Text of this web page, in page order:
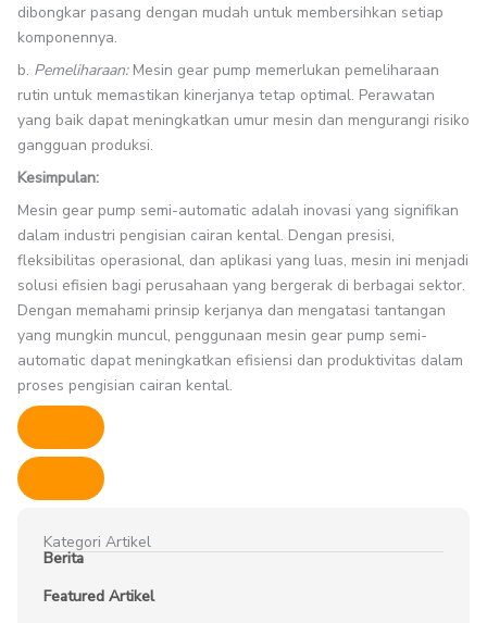
dibongkar pasang dengan mudah untuk membersihkan setiap
komponennya.
b. Pemeliharaan:Mesin gear pump memerlukan pemeliharaan
rutin untuk memastikan kinerjanya tetap optimal. Perawatan
yang baik dapat meningkatkan umur mesin dan mengurangi risiko
gangguan produksi.
Kesimpulan:
Mesin gear pump semi-automatic adalah inovasi yang signifikan
dalam industri pengisian cairan kental. Dengan presisi,
fleksibilitas operasional, dan aplikasi yang luas, mesin ini menjadi
solusi efisien bagi perusahaan yang bergerak di berbagai sektor.
Dengan memahami prinsip kerjanya dan mengatasi tantangan
yang mungkin muncul, penggunaan mesin gear pump semi-
automatic dapat meningkatkan efisiensi dan produktivitas dalam
proses pengisian cairan kental.
Kategori Artikel
Berita
Featured Artikel